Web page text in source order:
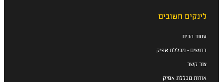
לינקים חשובים
עמוד הבית
דרושים - מכללת אפיק
צור קשר
אודות מכללת אפיק